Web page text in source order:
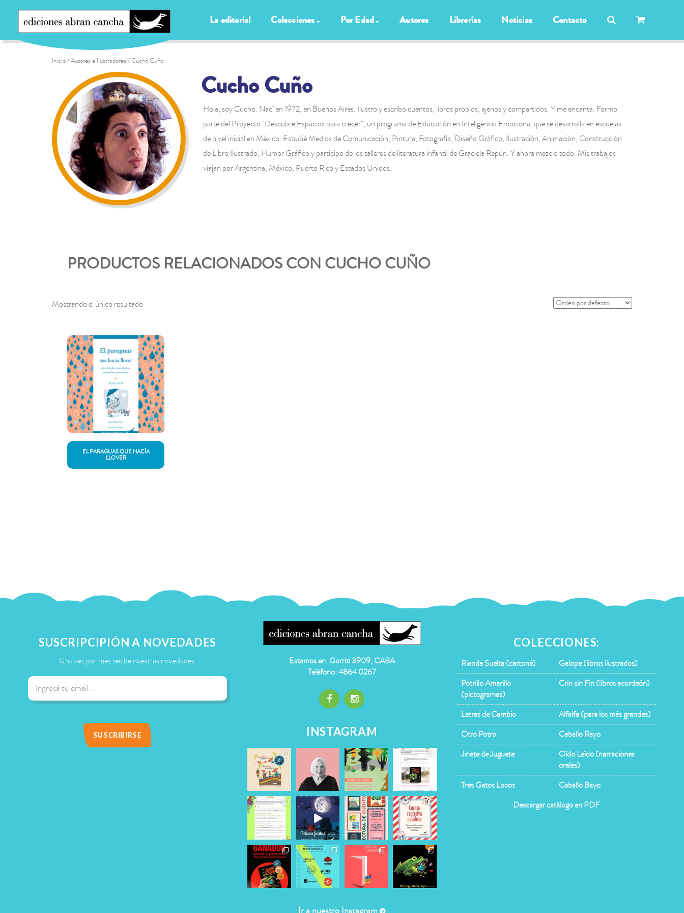
La editorial Colecciones Por Edad Autores Librerías Noticias Contacto
Inicio/ Autores e Ilustradores / Cucho Cuño
Cucho Cuño
Hola, soy Cucho. Nací en 1972, en Buenos Aires. Ilustro y escribo cuentos, libros propios, ajenos y compartidos. Y me encanta. Formo
parte del Proyecto "Descubre Espacios para crecer", un programa de Educación en Inteligencia Emocional que se desarrolla en escuelas
de nivel inicial en México. Estudié Medios de Comunicación, Pintura, Fotografía, Diseño Gráfico, Ilustración, Animación, Construcción
de Libro Ilustrado, Humor Gráfico y participo de los talleres de literatura infantil de Graciela Repún. Y ahora mezclo todo. Mis trabajos
viajan por Argentina, México, Puerto Rico y Estados Unidos.
PRODUCTOS RELACIONADOS CON CUCHO CUÑO
Mostrando el único resultado
EL PARAGUAS QUE HACÍA
LLOVER
SUSCRIPCIPIÓN A NOVEDADES
Una vez por mes recibe nuestras novedades.
Estamos en: Gorriti 3909, CABA
Teléfono: 4864 0267
INSTAGRAM
COLECCIONES:
Rienda Suelta (cartoné)
Galope (libros ilustrados)
Potrillo Amarillo
(pictogramas)
Crin sin Fin (libros acordeón)
Letras de Cambio
Alfalfa (para los más grandes)
Otro Potro
Caballo Rayo
Jinete de Juguete
Oído Leído (narraciones
orales)
Tres Gatos Locos
Caballo Bayo
Descargar catálogo en PDF